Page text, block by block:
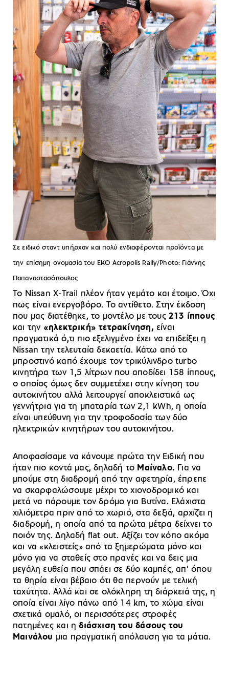
Σε ειδικό σταντ υπήρχαν και πολύ ενδιαφέρονται προϊόντα με
την επίσημη ονομασία του EKO Acropolis Rally/Photo: Γιάννης
Παπαναστασόπουλος
Το Nissan X-Trail πλέον ήταν γεμάτο και έτοιμο. Όχι
πως είναι ενεργοβόρο. Το αντίθετο. Στην έκδοση
που μας διατέθηκε, το μοντέλο με τους 213 ίππους
και την «ηλεκτρική» τετρακίνηση, είναι
πραγματικά ό,τι πιο εξελιγμένο έχει να επιδείξει η
Nissan την τελευταία δεκαετία. Κάτω από το
μπροστινό καπό έχουμε τον τρικύλινδρο turbo
κινητήρα των 1,5 λίτρων που αποδίδει 158 ίππους,
ο οποίος όμως δεν συμμετέχει στην κίνηση του
αυτοκινήτου αλλά λειτουργεί αποκλειστικά ως
γεννήτρια για τη μπαταρία των 2,1 kWh, η οποία
είναι υπεύθυνη για την τροφοδοσία των δύο
ηλεκτρικών κινητήρων του αυτοκινήτου.
Αποφασίσαμε να κάνουμε πρώτα την Ειδική που
ήταν πιο κοντά μας, δηλαδή το Μαίναλο. Για να
μπούμε στη διαδρομή από την αφετηρία, έπρεπε
να σκαρφαλώσουμε μέχρι το χιονοδρομικό και
μετά να πάρουμε τον δρόμο για Βυτίνα. Ελάχιστα
χιλιόμετρα πριν από το χωριό, στα δεξιά, αρχίζει η
διαδρομή, η οποία από τα πρώτα μέτρα δείχνει το
ποιόν της. Δηλαδή flat out. Αξίζει τον κόπο ακόμα
και να «κλειστείς» από τα ξημερώματα μόνο και
μόνο για να σταθείς στο πρανές και να δεις μια
μεγάλη ευθεία που σπάει σε δύο καμπές, απ’ όπου
τα θηρία είναι βέβαιο ότι θα περνούν με τελική
ταχύτητα. Αλλά και σε ολόκληρη τη διάρκειά της, η
οποία είναι λίγο πάνω από 14 km, το χώμα είναι
σχετικά ομαλό, οι περισσότερες στροφές
πατημένες και ηδιάσχιση του δάσους του
Μαινάλου μια πραγματική απόλαυση για τα μάτια.